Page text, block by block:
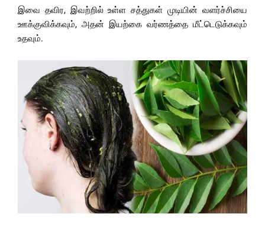
இவை தவிர, இவற்றில் உள்ள சத்துகள் முடியின் வளர்ச்சியை
ஊக்குவிக்கவும், அதன் இயற்கை வர்ணத்தை மீட்டெடுக்கவும்
உதவும்.